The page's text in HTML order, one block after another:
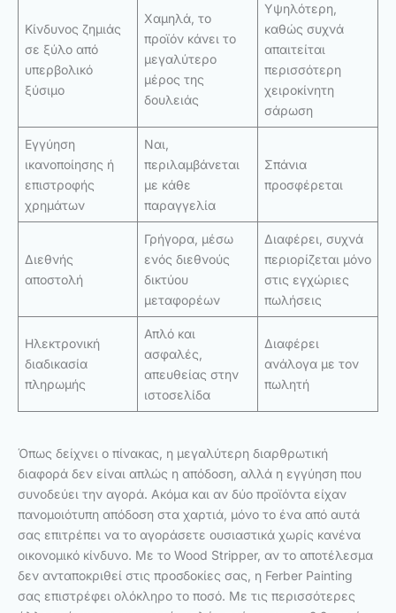
Κίνδυνος ζημιάς
σε ξύλο από
υπερβολικό
ξύσιμο
Χαμηλά, το
προϊόν κάνει το
μεγαλύτερο
μέρος της
δουλειάς
Υψηλότερη,
καθώς συχνά
απαιτείται
περισσότερη
χειροκίνητη
σάρωση
Εγγύηση
ικανοποίησης ή
επιστροφής
χρημάτων
Ναι,
περιλαμβάνεται
με κάθε
παραγγελία
Σπάνια
προσφέρεται
Διεθνής
αποστολή
Γρήγορα, μέσω
ενός διεθνούς
δικτύου
μεταφορέων
Διαφέρει, συχνά
περιορίζεται μόνο
στις εγχώριες
πωλήσεις
Ηλεκτρονική
διαδικασία
πληρωμής
Απλό και
ασφαλές,
απευθείας στην
ιστοσελίδα
Διαφέρει
ανάλογα με τον
πωλητή
Όπως δείχνει ο πίνακας, η μεγαλύτερη διαρθρωτική
διαφορά δεν είναι απλώς η απόδοση, αλλά η εγγύηση που
συνοδεύει την αγορά. Ακόμα και αν δύο προϊόντα είχαν
πανομοιότυπη απόδοση στα χαρτιά, μόνο το ένα από αυτά
σας επιτρέπει να το αγοράσετε ουσιαστικά χωρίς κανένα
οικονομικό κίνδυνο. Με το Wood Stripper, αν το αποτέλεσμα
δεν ανταποκριθεί στις προσδοκίες σας, η Ferber Painting
σας επιστρέφει ολόκληρο το ποσό. Με τις περισσότερες